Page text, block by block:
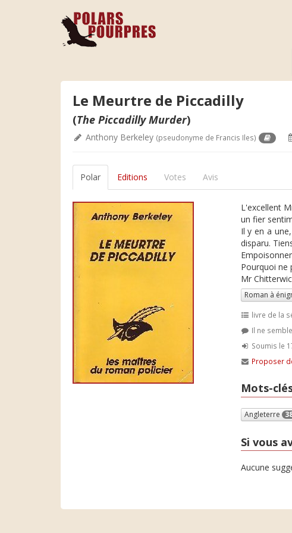
Le Meurtre de Piccadilly
(The Piccadilly Murder)
Anthony Berkeley (pseudonyme de Francis Iles)
Polar Editions Votes Avis
L'excellent
un fier
Il y en a
disparu.
Pourquoi ne
Mr
Roman à
livre de la
Il ne
Soumis le
Proposer
Mots-
Angleterre
Si vous
Aucune